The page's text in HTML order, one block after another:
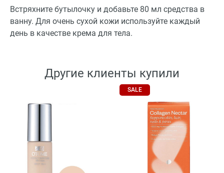
Встряхните бутылочку и добавьте 80 мл средства в
ванну. Для очень сухой кожи используйте каждый
день в качестве крема для тела.
Другие клиенты купили
SALE